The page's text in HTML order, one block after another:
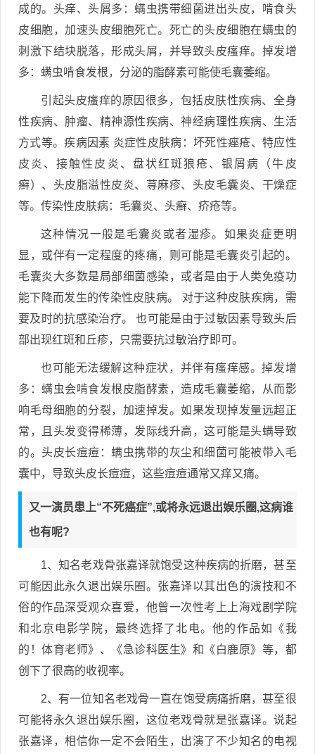
成的。头痒、头屑多：螨虫携带细菌进出头皮，啃食头
皮细胞，加速头皮细胞死亡。死亡的头皮细胞在螨虫的
刺激下结块脱落，形成头屑，并导致头皮瘙痒。掉发增
多：螨虫啃食发根，分泌的脂酵素可能使毛囊萎缩。
引起头皮瘙痒的原因很多，包括皮肤性疾病、全身
性疾病、肿瘤、精神源性疾病、神经病理性疾病、生活
方式等。疾病因素 炎症性皮肤病：坏死性痤疮、特应性
皮炎、接触性皮炎、盘状红斑狼疮、银屑病（牛皮
癣）、头皮脂溢性皮炎、荨麻疹、头皮毛囊炎、干燥症
等。传染性皮肤病：毛囊炎、头癣、疥疮等。
这种情况一般是毛囊炎或者湿疹。如果炎症更明
显，或伴有一定程度的疼痛，则可能是毛囊炎引起的。
毛囊炎大多数是局部细菌感染，或者是由于人类免疫功
能下降而发生的传染性皮肤病。 对于这种皮肤疾病，需
要及时的抗感染治疗。 也可能是由于过敏因素导致头后
部出现红斑和丘疹，只需要抗过敏治疗即可。
也可能无法缓解这种症状，并伴有瘙痒感。掉发增
多：螨虫会啃食发根皮脂酵素，造成毛囊萎缩，从而影
响毛母细胞的分裂，加速掉发。如果发现掉发量远超正
常，且头发变得稀薄，发际线升高，这可能是头螨导致
的。头皮长痘痘：螨虫携带的灰尘和细菌可能被带入毛
囊中，导致头皮长痘痘，这些痘痘通常又痒又痛。
又一演员患上“不死癌症”,或将永远退出娱乐圈,这病谁
也有呢?
1、知名老戏骨张嘉译就饱受这种疾病的折磨，甚至
可能因此永久退出娱乐圈。张嘉译以其出色的演技和不
俗的作品深受观众喜爱，他曾一次性考上上海戏剧学院
和北京电影学院，最终选择了北电。他的作品如《我
的！体育老师》、《急诊科医生》和《白鹿原》等，都
创下了很高的收视率。
2、有一位知名老戏骨一直在饱受病痛折磨，甚至很
可能将永久退出娱乐圈，这位老戏骨就是张嘉译。说起
张嘉译，相信你一定不会陌生，出演了不少知名的电视